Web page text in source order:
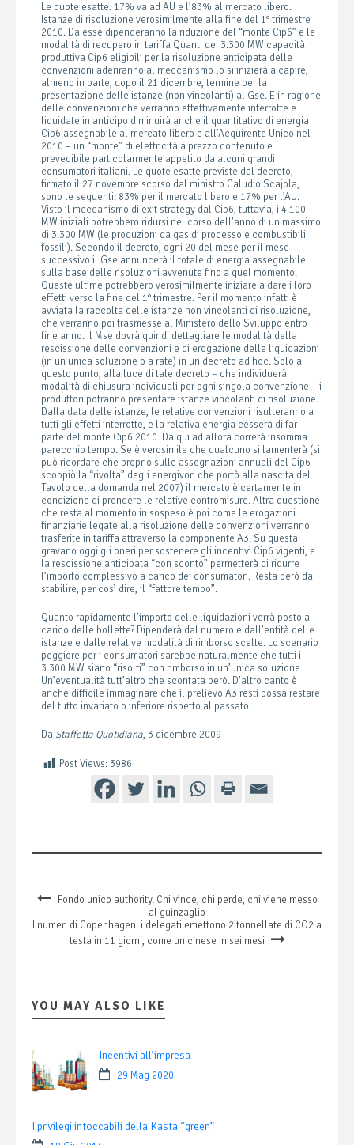
Le quote esatte: 17% va ad AU e l’83% al mercato libero.
Istanze di risoluzione verosimilmente alla fine del 1° trimestre
2010. Da esse dipenderanno la riduzione del “monte Cip6” e le
modalità di recupero in tariffa Quanti dei 3.300 MW capacità
produttiva Cip6 eligibili per la risoluzione anticipata delle
convenzioni aderiranno al meccanismo lo si inizierà a capire,
almeno in parte, dopo il 21 dicembre, termine per la
presentazione delle istanze (non vincolanti) al Gse. E in ragione
delle convenzioni che verranno effettivamente interrotte e
liquidate in anticipo diminuirà anche il quantitativo di energia
Cip6 assegnabile al mercato libero e all’Acquirente Unico nel
2010 – un “monte” di elettricità a prezzo contenuto e
prevedibile particolarmente appetito da alcuni grandi
consumatori italiani. Le quote esatte previste dal decreto,
firmato il 27 novembre scorso dal ministro Caludio Scajola,
sono le seguenti: 83% per il mercato libero e 17% per l’AU.
Visto il meccanismo di exit strategy dal Cip6, tuttavia, i 4.100
MW iniziali potrebbero ridursi nel corso dell’anno di un massimo
di 3.300 MW (le produzioni da gas di processo e combustibili
fossili). Secondo il decreto, ogni 20 del mese per il mese
successivo il Gse annuncerà il totale di energia assegnabile
sulla base delle risoluzioni avvenute fino a quel momento.
Queste ultime potrebbero verosimilmente iniziare a dare i loro
effetti verso la fine del 1° trimestre. Per il momento infatti è
avviata la raccolta delle istanze non vincolanti di risoluzione,
che verranno poi trasmesse al Ministero dello Sviluppo entro
fine anno. Il Mse dovrà quindi dettagliare le modalità della
rescissione delle convenzioni e di erogazione delle liquidazioni
(in un unica soluzione o a rate) in un decreto ad hoc. Solo a
questo punto, alla luce di tale decreto – che individuerà
modalità di chiusura individuali per ogni singola convenzione – i
produttori potranno presentare istanze vincolanti di risoluzione.
Dalla data delle istanze, le relative convenzioni risulteranno a
tutti gli effetti interrotte, e la relativa energia cesserà di far
parte del monte Cip6 2010. Da qui ad allora correrà insomma
parecchio tempo. Se è verosimile che qualcuno si lamenterà (si
può ricordare che proprio sulle assegnazioni annuali del Cip6
scoppiò la “rivolta” degli energivori che portò alla nascita del
Tavolo della domanda nel 2007) il mercato è certamente in
condizione di prendere le relative contromisure. Altra questione
che resta al momento in sospeso è poi come le erogazioni
finanziarie legate alla risoluzione delle convenzioni verranno
trasferite in tariffa attraverso la componente A3. Su questa
gravano oggi gli oneri per sostenere gli incentivi Cip6 vigenti, e
la rescissione anticipata “con sconto” permetterà di ridurre
l’importo complessivo a carico dei consumatori. Resta però da
stabilire, per così dire, il “fattore tempo”.
Quanto rapidamente l’importo delle liquidazioni verrà posto a
carico delle bollette? Dipenderà dal numero e dall’entità delle
istanze e dalle relative modalità di rimborso scelte. Lo scenario
peggiore per i consumatori sarebbe naturalmente che tutti i
3.300 MW siano “risolti” con rimborso in un’unica soluzione.
Un’eventualità tutt’altro che scontata però. D’altro canto è
anche difficile immaginare che il prelievo A3 resti possa restare
del tutto invariato o inferiore rispetto al passato.
Da Staffetta Quotidiana, 3 dicembre 2009
Post Views: 3986
Fondo unico authority. Chi vince, chi perde, chi viene messo
al guinzaglio
I numeri di Copenhagen: i delegati emettono 2 tonnellate di CO2 a
testa in 11 giorni, come un cinese in sei mesi
YOU MAY ALSO LIKE
Incentivi all’impresa
29 Mag 2020
I privilegi intoccabili della Kasta “green”